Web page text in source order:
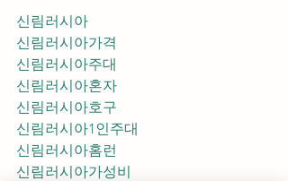
신림러시아
신림러시아가격
신림러시아주대
신림러시아혼자
신림러시아호구
신림러시아1인주대
신림러시아홈런
신림러시아가성비